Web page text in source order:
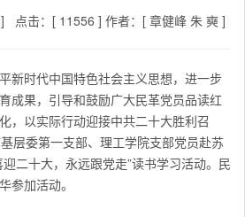
点击：[ 11556 ] 作者：[ 章健峰 朱 奭 ]
新时代中国特色社会主义思想，进一步
成果，引导和鼓励广大民革党员品读红
，以实际行动迎接中共二十大胜利召
层委第一支部、理工学院支部党员赴苏
二十大，永远跟党走”读书学习活动。民
参加活动。